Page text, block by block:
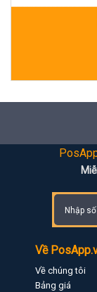
Về
Về chúng tôi
Bảng giá